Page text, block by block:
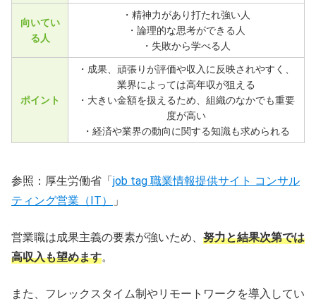
向いてい
る人
・精神力があり打たれ強い人
・論理的な思考ができる人
・失敗から学べる人
ポイント
・成果、頑張りが評価や収入に反映されやすく、
業界によっては高年収が狙える
・大きい金額を扱えるため、組織のなかでも重要
度が高い
・経済や業界の動向に関する知識も求められる
参照：厚生労働省「 job tag 職業情報提供サイト コンサル
ティング営業（IT）
」
営業職は成果主義の要素が強いため、努力と結果次第では
高収入も望めます。
また、フレックスタイム制やリモートワークを導入してい